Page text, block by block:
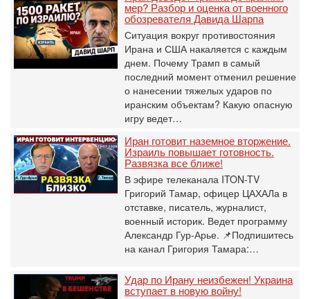
мер? Разбор и оценка от военного
обозревателя Давида Шарпа
Ситуация вокруг противостояния
Ирана и США накаляется с каждым
днем. Почему Трамп в самый
последний момент отменил решение
о нанесении тяжелых ударов по
иранским объектам? Какую опасную
игру ведет…
Иран готовит наземное вторжение.
Израиль повышает готовность.
Развязка все ближе!
В эфире телеканала ITON-TV
Григорий Тамар, офицер ЦАХАЛа в
отставке, писатель, журналист,
военный историк. Ведет программу
Александр Гур-Арье. 📌Подпишитесь
на канал Григория Тамара:…
Удар по Ирану неизбежен! Украина
вступает в новую войну!